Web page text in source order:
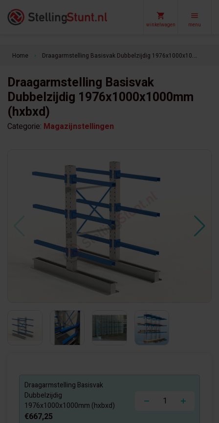
winkelwagen menu
Home keyboard_arrow_right Draagarmstelling Basisvak Dubbelzijdig 1976x1000x1000mm (hxbxd)
Draagarmstelling Basisvak
Dubbelzijdig 1976x1000x1000mm
(hxbxd)
Categorie: Magazijnstellingen
Draagarmstelling Basisvak
Dubbelzijdig
1976x1000x1000mm (hxbxd)
€667,25